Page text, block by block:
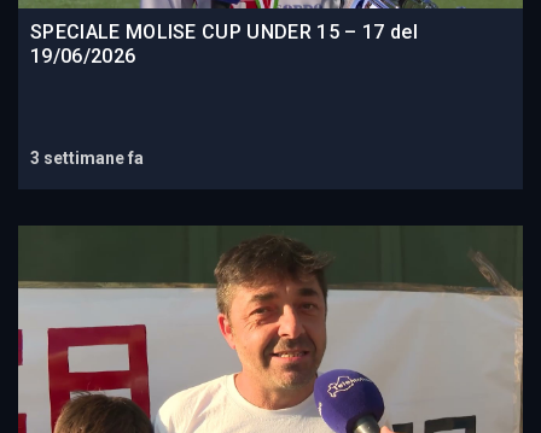
SPECIALE MOLISE CUP UNDER 15 – 17 del
19/06/2026
3 settimane fa